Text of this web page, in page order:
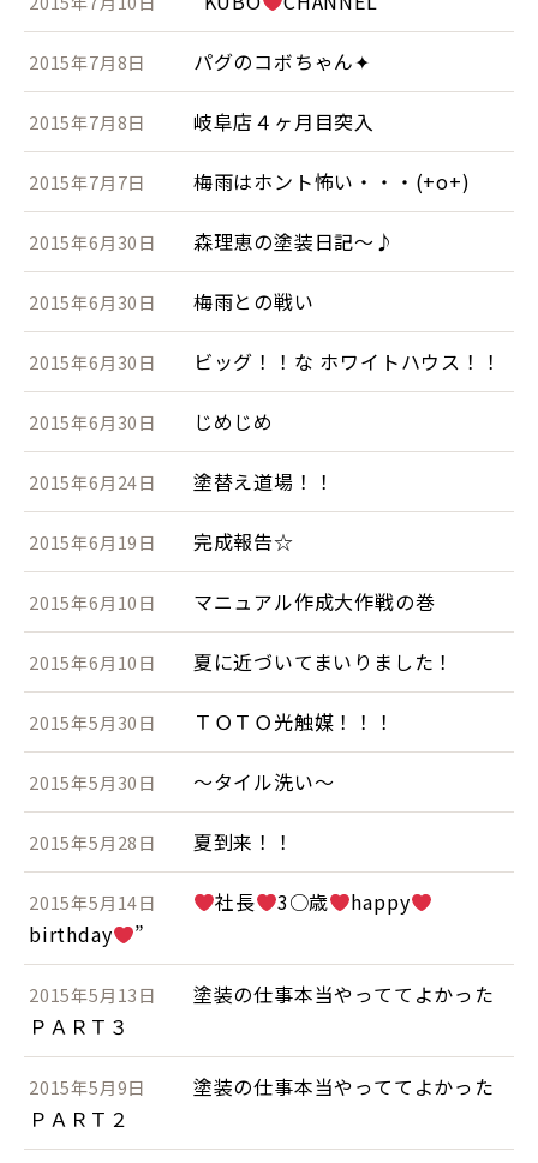
2015年7月8日 パグのコボちゃん✦
2015年7月8日 岐阜店４ヶ月目突入
2015年7月7日 梅雨はホント怖い・・・(+o+)
2015年6月30日 森理恵の塗装日記～♪
2015年6月30日 梅雨との戦い
2015年6月30日 ビッグ！！な ホワイトハウス！！
2015年6月30日 じめじめ
2015年6月24日 塗替え道場！！
2015年6月19日 完成報告☆
2015年6月10日 マニュアル作成大作戦の巻
2015年6月10日 夏に近づいてまいりました！
2015年5月30日 ＴＯＴＯ光触媒！！！
2015年5月30日 ～タイル洗い～
2015年5月28日 夏到来！！
2015年5月14日 社長 3○歳
happy
birthday
”
2015年5月13日
塗装の仕事本当やっててよかった
ＰＡＲＴ３
2015年5月9日
塗装の仕事本当やっててよかった
ＰＡＲＴ２